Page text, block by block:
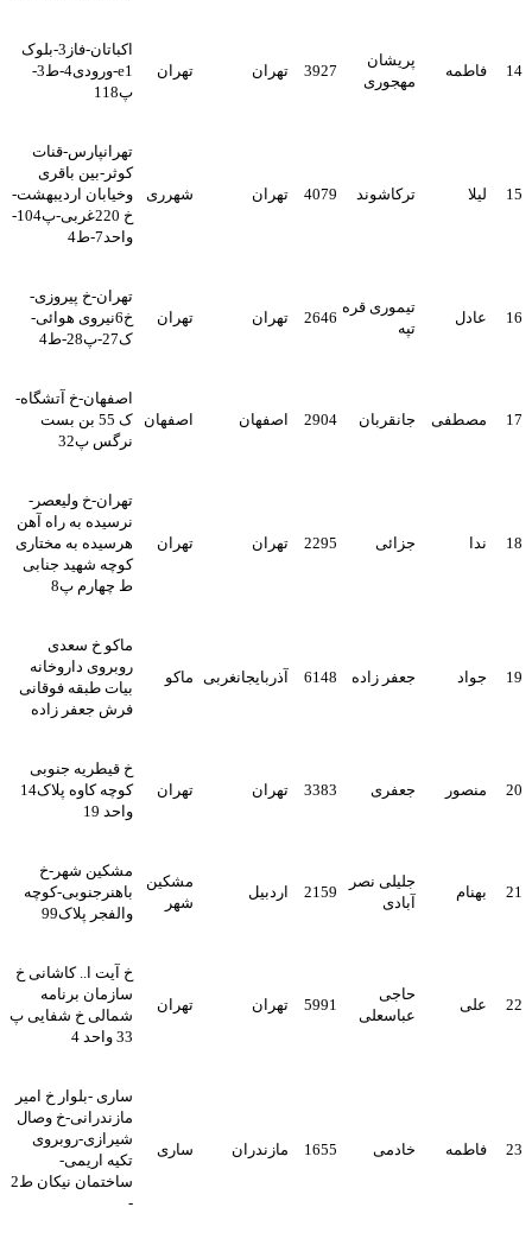
14 فاطمه
پریشان
مهجوری
3927 تهران تهران
اکباتان-فاز3-بلوک
e1-ورودی4-ط3-
پ118
15 لیلا ترکاشوند 4079 تهران شهرری
تهرانپارس-قنات
کوثر-بین باقری
وخیابان اردیبهشت-
خ 220غربی-پ104-
واحد7-ط4
16 عادل
تیموری قره
تپه
2646 تهران تهران
تهران-خ پیروزی-
خ6نیروی هوائی-
ک27-پ28-ط4
17 مصطفی جانقربان 2904 اصفهان اصفهان
اصفهان-خ آتشگاه-
ک 55 بن بست
نرگس پ32
18 ندا جزائی 2295 تهران تهران
تهران-خ ولیعصر-
نرسیده به راه آهن
هرسیده به مختاری
کوچه شهید جنابی
ط چهارم پ8
19 جواد جعفر زاده 6148 آذربایجانغربی ماکو
ماکو خ سعدی
روبروی داروخانه
بیات طبقه فوقانی
فرش جعفر زاده
20 منصور جعفری 3383 تهران تهران
خ قیطریه جنوبی
کوچه کاوه پلاک14
واحد 19
21 بهنام
جلیلی نصر
آبادی
2159 اردبیل
مشکین
شهر
مشکین شهر-خ
باهنرجنوبی-کوچه
والفجر پلاک99
22 علی
حاجی
عباسعلی
5991 تهران تهران
خ آیت ا.. کاشانی خ
سازمان برنامه
شمالی خ شفایی پ
33 واحد 4
23 فاطمه خادمی 1655 مازندران ساری
ساری -بلوار خ امیر
مازندرانی-خ وصال
شیرازی-روبروی
تکیه اریمی-
ساختمان نیکان ط2
-